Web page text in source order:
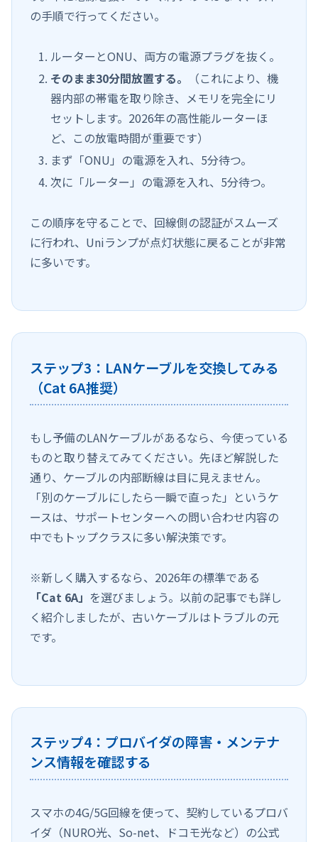
の手順で行ってください。
ルーターとONU、両方の電源プラグを抜く。
そのまま30分間放置する。
（これにより、機
器内部の帯電を取り除き、メモリを完全にリ
セットします。2026年の高性能ルーターほ
ど、この放電時間が重要です）
まず「ONU」の電源を入れ、5分待つ。
次に「ルーター」の電源を入れ、5分待つ。
この順序を守ることで、回線側の認証がスムーズ
に行われ、Uniランプが点灯状態に戻ることが非常
に多いです。
ステップ3：LANケーブルを交換してみる
（Cat 6A推奨）
もし予備のLANケーブルがあるなら、今使っている
ものと取り替えてみてください。先ほど解説した
通り、ケーブルの内部断線は目に見えません。
「別のケーブルにしたら一瞬で直った」というケ
ースは、サポートセンターへの問い合わせ内容の
中でもトップクラスに多い解決策です。
※新しく購入するなら、2026年の標準である
「Cat 6A」 を選びましょう。以前の記事でも詳し
く紹介しましたが、古いケーブルはトラブルの元
です。
ステップ4：プロバイダの障害・メンテナ
ンス情報を確認する
スマホの4G/5G回線を使って、契約しているプロバ
イダ（NURO光、So-net、ドコモ光など）の公式